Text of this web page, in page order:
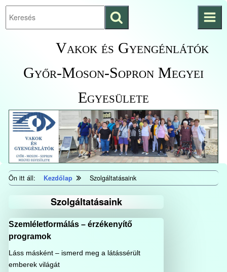
Ugrás a fő
KezdőlapraVakok és Gyengénlátók
Győr-Moson-Sopron Megyei
Egyesülete
Keresés
indítása
Ön itt áll: Kezdőlap Szolgáltatásaink
Szolgáltatásaink
Szemléletformálás – érzékenyítő
programok
Láss másként – ismerd meg a látássérült
emberek világát